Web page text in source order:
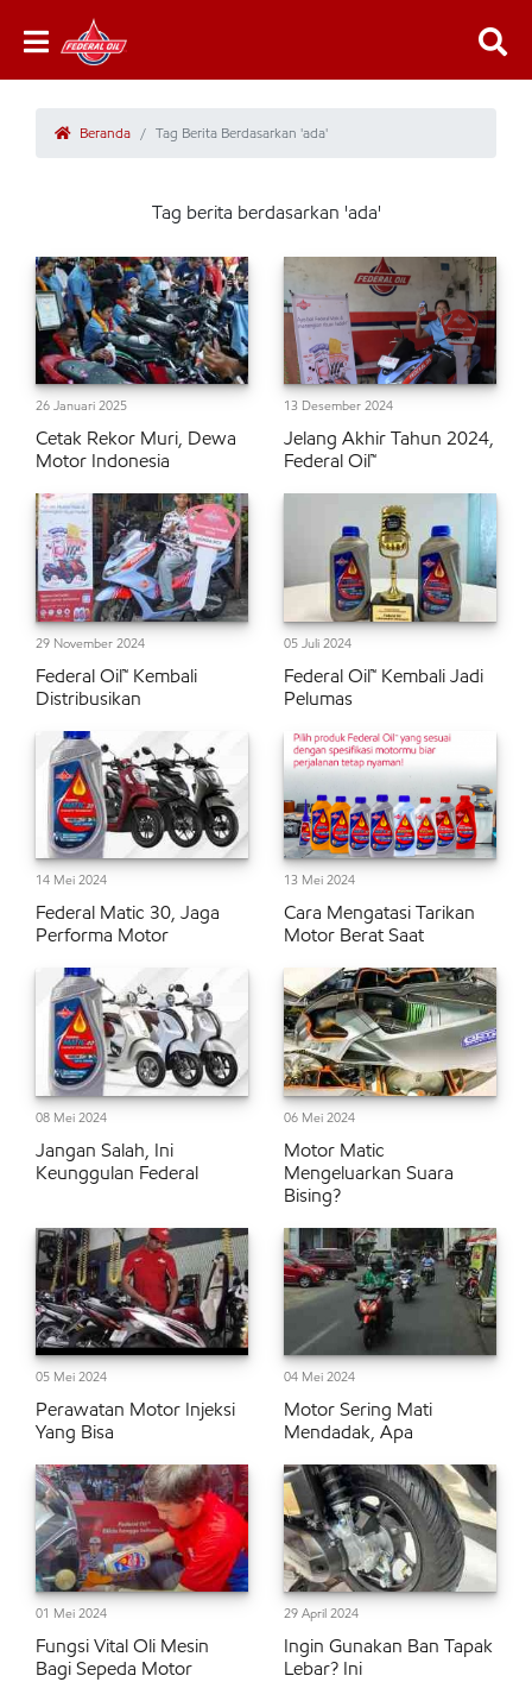
Beranda Tag Berita Berdasarkan 'ada'
Tag berita berdasarkan 'ada'
26 Januari 2025
Cetak Rekor Muri, Dewa
Motor Indonesia
13 Desember 2024
Jelang Akhir Tahun 2024,
Federal Oil™
29 November 2024
Federal Oil™ Kembali
Distribusikan
05 Juli 2024
Federal Oil™ Kembali Jadi
Pelumas
14 Mei 2024
Federal Matic 30, Jaga
Performa Motor
13 Mei 2024
Cara Mengatasi Tarikan
Motor Berat Saat
08 Mei 2024
Jangan Salah, Ini
Keunggulan Federal
06 Mei 2024
Motor Matic
Mengeluarkan Suara
Bising?
05 Mei 2024
Perawatan Motor Injeksi
Yang Bisa
04 Mei 2024
Motor Sering Mati
Mendadak, Apa
01 Mei 2024
Fungsi Vital Oli Mesin
Bagi Sepeda Motor
29 April 2024
Ingin Gunakan Ban Tapak
Lebar? Ini